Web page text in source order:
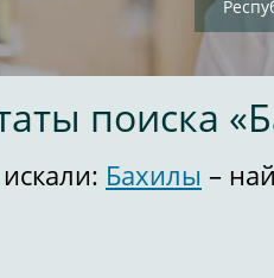
поиска
Бахилы –